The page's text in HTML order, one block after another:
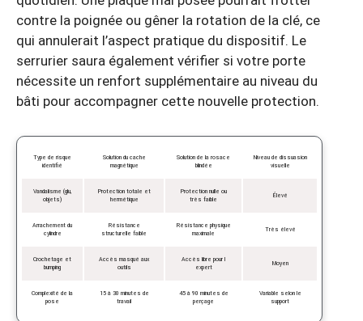
contre la poignée ou gêner la rotation de la clé, ce
qui annulerait l’aspect pratique du dispositif. Le
serrurier saura également vérifier si votre porte
nécessite un renfort supplémentaire au niveau du
bâti pour accompagner cette nouvelle protection.
Type de risque
identifié
Solution du cache
magnétique
Solution de la rosace
blindée
Niveau de dissuasion
visuelle
Vandalisme (glu,
objets)
Protection totale et
hermétique
Protection nulle ou
très faible
Élevé
Arrachement du
cylindre
Résistance
structurelle faible
Résistance physique
maximale
Très élevé
Crochetage et
bumping
Accès masqué aux
outils
Accès libre pour l
expert
Moyen
Complexité de la
pose
15 à 30 minutes de
travail
45 à 90 minutes de
perçage
Variable selon le
support